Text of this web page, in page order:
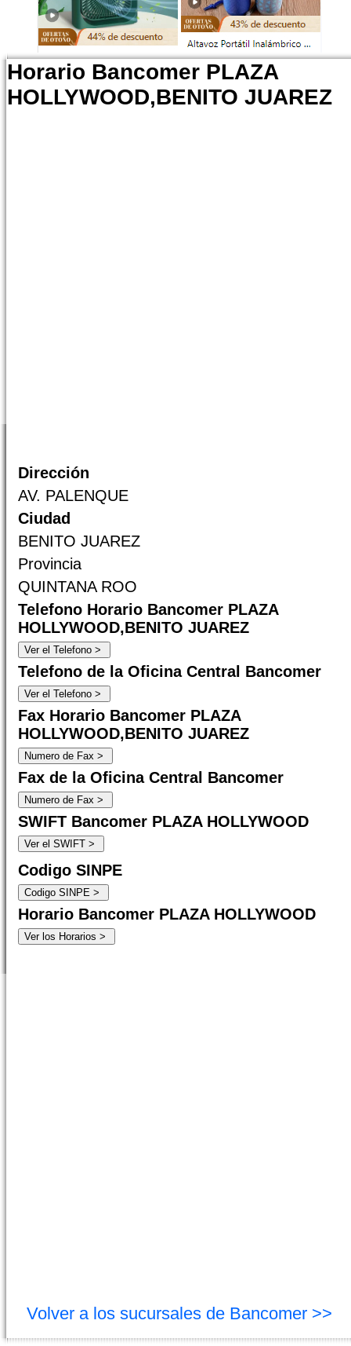
Horario Bancomer PLAZA
HOLLYWOOD,BENITO JUAREZ
Dirección
AV. PALENQUE
Ciudad
BENITO JUAREZ
Provincia
QUINTANA ROO
Telefono Horario Bancomer PLAZA
HOLLYWOOD,BENITO JUAREZ
Telefono de la Oficina Central Bancomer
Fax Horario Bancomer PLAZA
HOLLYWOOD,BENITO JUAREZ
Fax de la Oficina Central Bancomer
SWIFT Bancomer PLAZA HOLLYWOOD
Codigo SINPE
Horario Bancomer PLAZA HOLLYWOOD
Volver a los sucursales de Bancomer >>